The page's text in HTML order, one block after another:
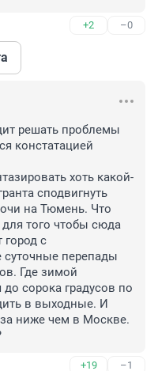
+2 –0
решать проблемы
констатацией
хоть какой-
сподвигнуть
на Тюмень. Что
того чтобы сюда
город с
перепады
Где зимой
сорока градусов по
в выходные. И
ниже чем в Москве.
+19 –1